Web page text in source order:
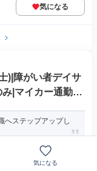
気になる
)|障がい者デイサ
|マイカー通勤可|
へステップアップし
気になる